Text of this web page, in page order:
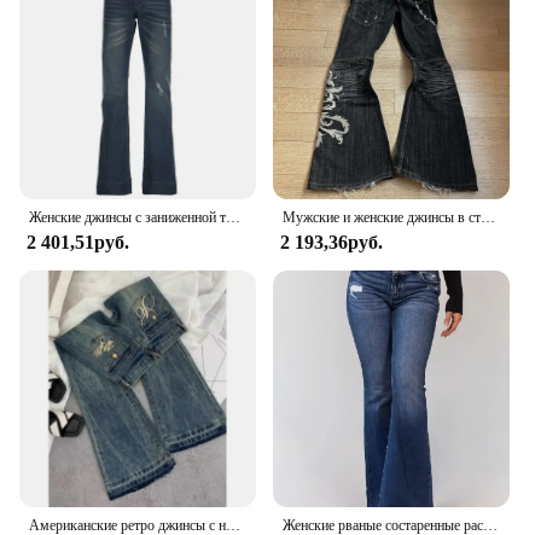
2 401,51руб.
Мужские и женские джинсы в стиле ретро, расклешенные уличные джинсы с высокой талией и вышивкой в стиле Харадзюку, модель Y2K, 2024
2 193,36руб.
Женские рваные состаренные расклешенные джинсы с завышенной талией, облегающие джинсовые брюки в винтажном стиле с поясом-колоколом для осени